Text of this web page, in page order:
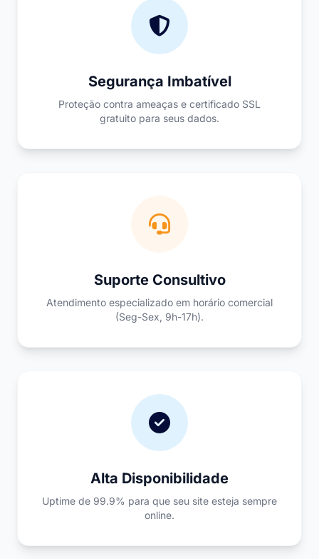
Segurança Imbatível
Proteção contra ameaças e certificado SSL
gratuito para seus dados.
Suporte Consultivo
Atendimento especializado em horário comercial
(Seg-Sex, 9h-17h).
Alta Disponibilidade
Uptime de 99.9% para que seu site esteja sempre
online.